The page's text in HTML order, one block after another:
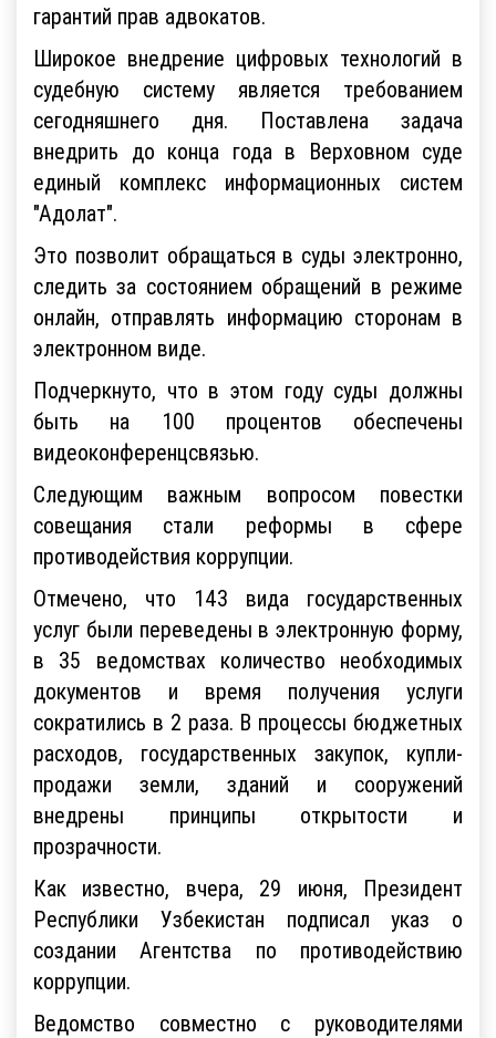
гарантий прав адвокатов.
Широкое внедрение цифровых технологий в
судебную систему является требованием
сегодняшнего дня. Поставлена задача
внедрить до конца года в Верховном суде
единый комплекс информационных систем
"Адолат".
Это позволит обращаться в суды электронно,
следить за состоянием обращений в режиме
онлайн, отправлять информацию сторонам в
электронном виде.
Подчеркнуто, что в этом году суды должны
быть на 100 процентов обеспечены
видеоконференцсвязью.
Следующим важным вопросом повестки
совещания стали реформы в сфере
противодействия коррупции.
Отмечено, что 143 вида государственных
услуг были переведены в электронную форму,
в 35 ведомствах количество необходимых
документов и время получения услуги
сократились в 2 раза. В процессы бюджетных
расходов, государственных закупок, купли-
продажи земли, зданий и сооружений
внедрены принципы открытости и
прозрачности.
Как известно, вчера, 29 июня, Президент
Республики Узбекистан подписал указ о
создании Агентства по противодействию
коррупции.
Ведомство совместно с руководителями